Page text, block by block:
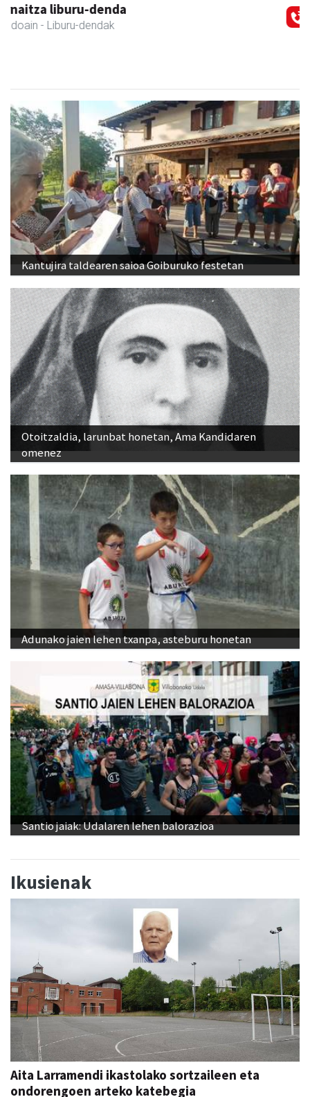
Andoaingo Udala
Andoain - Udaletxeak
Kantujira taldearen saioa Goiburuko festetan
Otoitzaldia, larunbat honetan, Ama Kandidaren
omenez
Adunako jaien lehen txanpa, asteburu honetan
Santio jaiak: Udalaren lehen balorazioa
Ikusienak
Aita Larramendi ikastolako sortzaileen eta
ondorengoen arteko katebegia